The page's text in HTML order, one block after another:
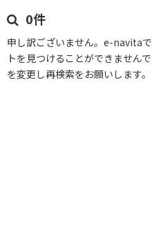
0件
申し訳ございません。e-navita
トを見つけることができません
を変更し再検索をお願いします。